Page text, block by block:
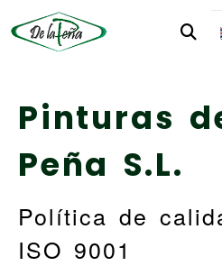
Pinturas
Peña S.L.
Política de
ISO 9001